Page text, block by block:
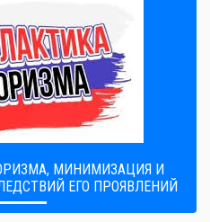
МИНИМИЗАЦИЯ И
ЕГО ПРОЯВЛЕНИЙ